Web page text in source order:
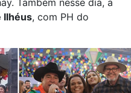
Ilhéus, com PH do